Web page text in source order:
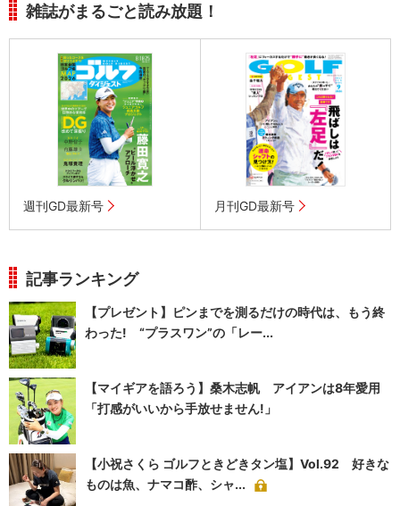
雑誌がまるごと読み放題！
週刊GD最新号 月刊GD最新号
記事ランキング
【プレゼント】ピンまでを測るだけの時代は、もう終
わった! “プラスワン”の「レー...
【マイギアを語ろう】桑木志帆 アイアンは8年愛用
「打感がいいから手放せません!」
【小祝さくら ゴルフときどきタン塩】Vol.92 好きな
ものは魚、ナマコ酢、シャ...